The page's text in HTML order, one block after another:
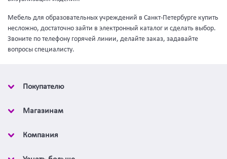
Мебель для образовательных учреждений в Санкт-Петербурге купить
несложно, достаточно зайти в электронный каталог и сделать выбор.
Звоните по телефону горячей линии, делайте заказ, задавайте
вопросы специалисту.
Покупателю
Магазинам
Компания